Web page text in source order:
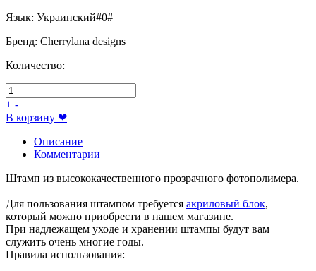
Язык: Украинский#0#
Бренд: Cherrylana designs
Количество:
+ -
В корзину ❤
Описание
Комментарии
Штамп из высококачественного прозрачного фотополимера.
Для пользования штампом требуется акриловый блок,
который можно приобрести в нашем магазине.
При надлежащем уходе и хранении штампы будут вам
служить очень многие годы.
Правила использования: